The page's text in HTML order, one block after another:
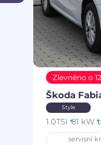
Zlevněno o
Škoda
Style
1.0TSI 81 kW
servisní